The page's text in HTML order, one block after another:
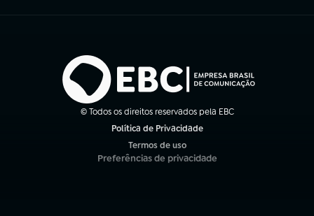
© Todos os direitos reservados pela EBC
Política de Privacidade
Termos de uso
(abre em nova aba)
Preferências de privacidade